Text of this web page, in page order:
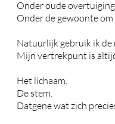
Onder oude
Onder de gewoonte
Natuurlijk gebruik ik de
Mijn vertrekpunt is
Het lichaam.
De stem.
Datgene wat zich